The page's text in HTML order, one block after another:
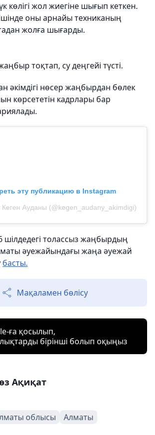
көлігі жол жиегіне шығып кеткен.
оны арнайы техниканың
жолға шығарды.
тоқтап, су деңгейі түсті.
әкімдігі нөсер жаңбырдан бөлек
көрсететін кадрлары бар
эту публикацию в Instagram
Кеген Ауданы (@kegen_audany_akimdigi)
шілдедегі толассыз жаңбырдың
әуежайындағы жаңа әуежай
басты.
Мақаламен бөлісу
ға қосылып,
бірінші болып оқыңыз
Ақиқат
облысы Алматы